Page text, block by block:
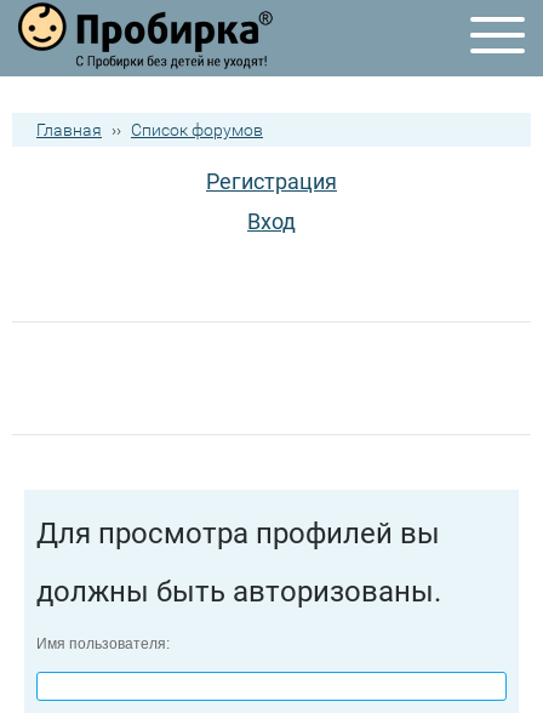
Главная ›› Список форумов
Регистрация
Вход
Для просмотра профилей вы
должны быть авторизованы.
Имя пользователя: